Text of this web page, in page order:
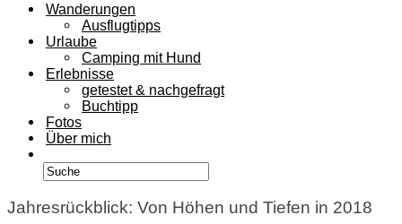
Wanderungen
Ausflugtipps
Urlaube
Camping mit Hund
Erlebnisse
getestet & nachgefragt
Buchtipp
Fotos
Über mich
Jahresrückblick: Von Höhen und Tiefen in 2018